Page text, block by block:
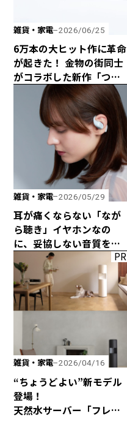
雑貨・家電 2026/06/25
6万本の大ヒット作に革命
が起きた！ 金物の街同士
がコラボした新作「つか
みのトング」が登場！
雑貨・家電 2026/05/29
耳が痛くならない「なが
ら聴き」イヤホンなの
に、妥協しない音質を追
求した「HP-H300BT」が
発売！
PR
雑貨・家電 2026/04/16
“ちょうどよい”新モデル
登場！
天然水サーバー「フレ